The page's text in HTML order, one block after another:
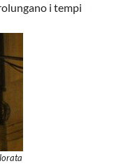
i tempi